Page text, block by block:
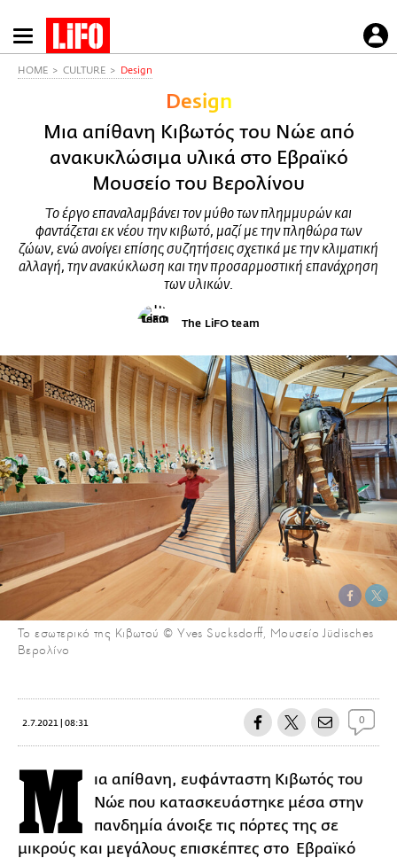
Παράκαμψη
προς
HOME CULTURE Design
Design
Μια απίθανη Κιβωτός του Νώε από
ανακυκλώσιμα υλικά στο Εβραϊκό
Μουσείο του Βερολίνου
Το έργο επαναλαμβάνει τον μύθο των πλημμυρών και
φαντάζεται εκ νέου την κιβωτό, μαζί με την πληθώρα των
ζώων, ενώ ανοίγει επίσης συζητήσεις σχετικά με την κλιματική
αλλαγή, την ανακύκλωση και την προσαρμοστική επανάχρηση
των υλικών.
The LiFO team
Το εσωτερικό της Κιβωτού © Yves Sucksdorff, Μουσείο Jüdisches
Βερολίνο
2.7.2021 | 08:31 0
Μ
ια απίθανη, ευφάνταστη Κιβωτός του
Νώε που κατασκευάστηκε μέσα στην
πανδημία άνοιξε τις πόρτες της σε
μικρούς και μεγάλους επισκέπτες στο Εβραϊκό